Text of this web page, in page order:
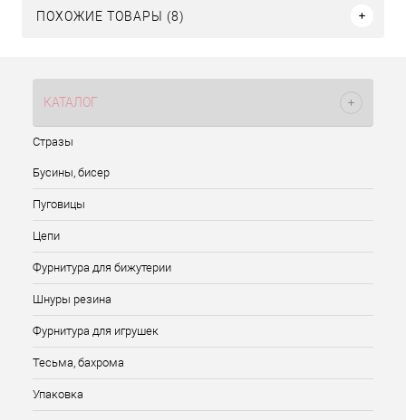
ПОХОЖИЕ ТОВАРЫ (8)
КАТАЛОГ
Стразы
Бусины, бисер
Пуговицы
Цепи
Фурнитура для бижутерии
Шнуры резина
Фурнитура для игрушек
Тесьма, бахрома
Упаковка